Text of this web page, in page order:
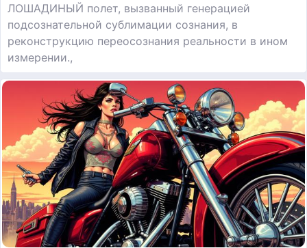
ЛОШАДИНЫЙ полет, вызванный генерацией
подсознательной сублимации сознания, в
реконструкцию переосознания реальности в ином
измерении.,